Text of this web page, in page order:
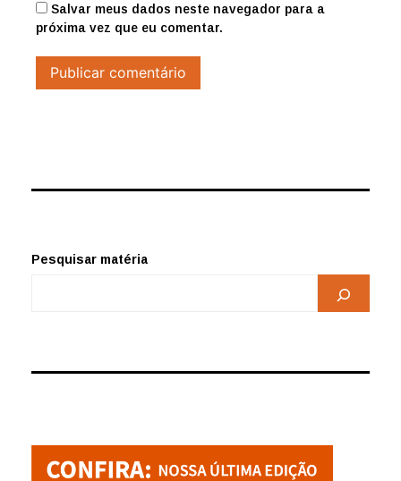
Salvar meus dados neste navegador para a
próxima vez que eu comentar.
Pesquisar matéria